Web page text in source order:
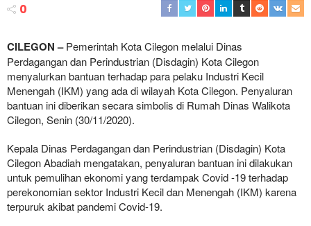
0
CILEGON –Pemerintah Kota Cilegon melalui Dinas
Perdagangan dan Perindustrian (Disdagin) Kota Cilegon
menyalurkan bantuan terhadap para pelaku Industri Kecil
Menengah (IKM) yang ada di wilayah Kota Cilegon. Penyaluran
bantuan ini diberikan secara simbolis di Rumah Dinas Walikota
Cilegon, Senin (30/11/2020).
Kepala Dinas Perdagangan dan Perindustrian (Disdagin) Kota
Cilegon Abadiah mengatakan, penyaluran bantuan ini dilakukan
untuk pemulihan ekonomi yang terdampak Covid -19 terhadap
perekonomian sektor Industri Kecil dan Menengah (IKM) karena
terpuruk akibat pandemi Covid-19.